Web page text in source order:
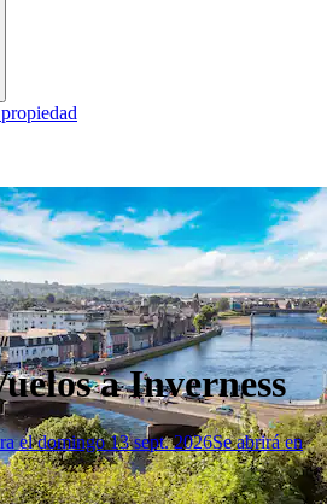
a Inverness
el domingo 13 sept. 2026Se abrirá en